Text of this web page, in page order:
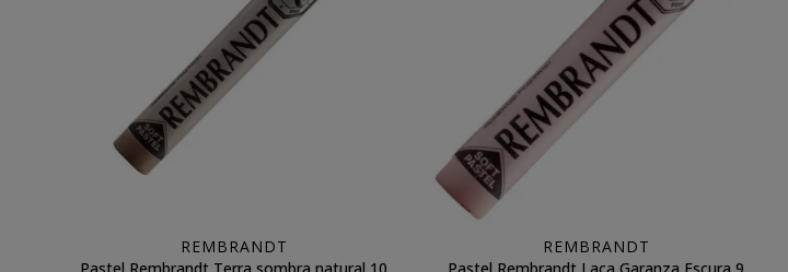
REMBRANDT
REMBRANDT